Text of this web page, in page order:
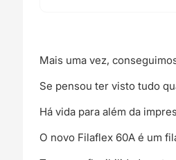
mercado
-
Mais uma vez,
Se pensou ter visto tudo
Há vida para além da
O novo Filaflex 60A é um